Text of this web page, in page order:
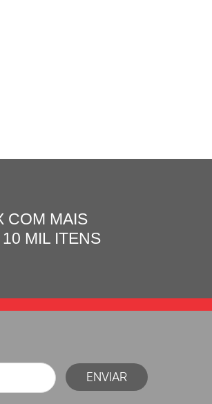
COM MAIS
10 MIL ITENS